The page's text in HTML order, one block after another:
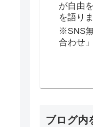
が自由
を語りま
※SNS
合わせ
ブログ内